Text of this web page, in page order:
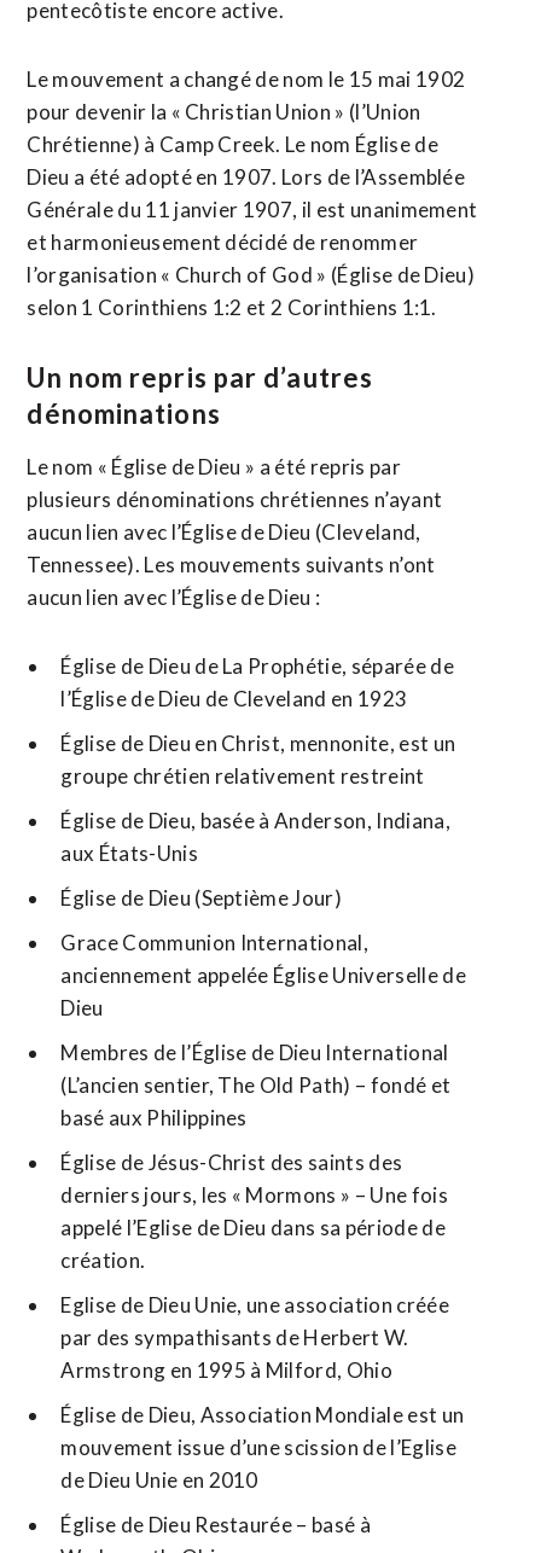
pentecôtiste encore active.
Le mouvement a changé de nom le 15 mai 1902
pour devenir la « Christian Union » (l’Union
Chrétienne) à Camp Creek. Le nom Église de
Dieu a été adopté en 1907. Lors de l’Assemblée
Générale du 11 janvier 1907, il est unanimement
et harmonieusement décidé de renommer
l’organisation « Church of God » (Église de Dieu)
selon 1 Corinthiens 1:2 et 2 Corinthiens 1:1.
Un nom repris par d’autres
dénominations
Le nom « Église de Dieu » a été repris par
plusieurs dénominations chrétiennes n’ayant
aucun lien avec l’Église de Dieu (Cleveland,
Tennessee). Les mouvements suivants n’ont
aucun lien avec l’Église de Dieu :
Église de Dieu de La Prophétie, séparée de
l’Église de Dieu de Cleveland en 1923
Église de Dieu en Christ, mennonite, est un
groupe chrétien relativement restreint
Église de Dieu, basée à Anderson, Indiana,
aux États-Unis
Église de Dieu (Septième Jour)
Grace Communion International,
anciennement appelée Église Universelle de
Dieu
Membres de l’Église de Dieu International
(L’ancien sentier, The Old Path) – fondé et
basé aux Philippines
Église de Jésus-Christ des saints des
derniers jours, les « Mormons » – Une fois
appelé l’Eglise de Dieu dans sa période de
création.
Eglise de Dieu Unie, une association créée
par des sympathisants de Herbert W.
Armstrong en 1995 à Milford, Ohio
Église de Dieu, Association Mondiale est un
mouvement issue d’une scission de l’Eglise
de Dieu Unie en 2010
Église de Dieu Restaurée – basé à